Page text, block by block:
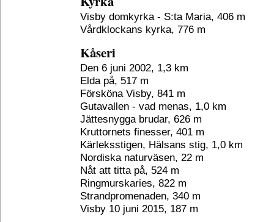
Visby domkyrka - S:ta Maria, 406 m
Vårdklockans kyrka, 776 m
Kåseri
Den 6 juni 2002, 1,3 km
Elda på, 517 m
Försköna Visby, 841 m
Gutavallen - vad menas, 1,0 km
Jättesnygga brudar, 626 m
Kruttornets finesser, 401 m
Kärleksstigen, Hälsans stig, 1,0 km
Nordiska naturväsen, 22 m
Nåt att titta på, 524 m
Ringmurskaries, 822 m
Strandpromenaden, 340 m
Visby 10 juni 2015, 187 m